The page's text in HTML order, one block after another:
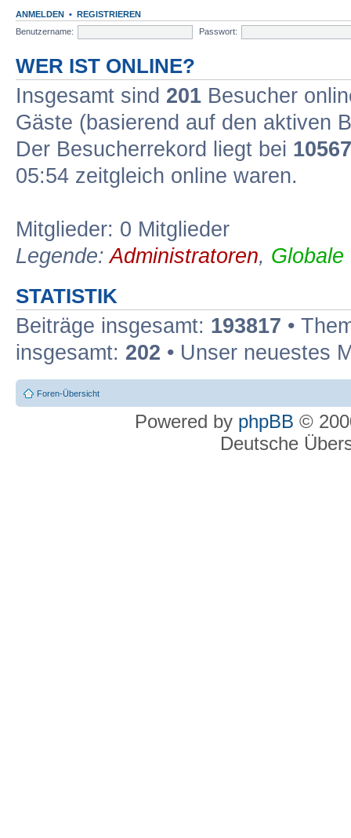
ANMELDEN • REGISTRIEREN
Benutzername:
Passwort:
WER IST ONLINE?
Insgesamt sind 201 Besucher
Gäste (basierend auf den aktiven
Der Besucherrekord liegt bei 10567
05:54 zeitgleich online waren.
Mitglieder: 0 Mitglieder
Legende:Administratoren, Globale
STATISTIK
Beiträge insgesamt: 193817 •
insgesamt: 202 • Unser neuestes
Foren-Übersicht
Powered by phpBB ©
Deutsche